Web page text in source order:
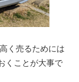
く売るためには
くことが大事で